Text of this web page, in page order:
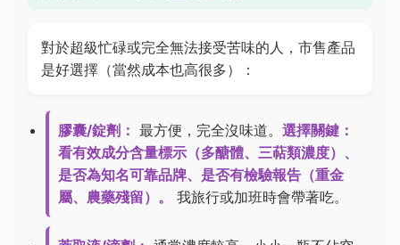
對於超級忙碌或完全無法接受苦味的人，市售產品
是好選擇（當然成本也高很多）：
膠囊/錠劑： 最方便，完全沒味道。 選擇關鍵：
看有效成分含量標示（多醣體、三萜類濃度）、
是否為知名可靠品牌、是否有檢驗報告（重金
屬、農藥殘留）。
我旅行或加班時會帶著吃。